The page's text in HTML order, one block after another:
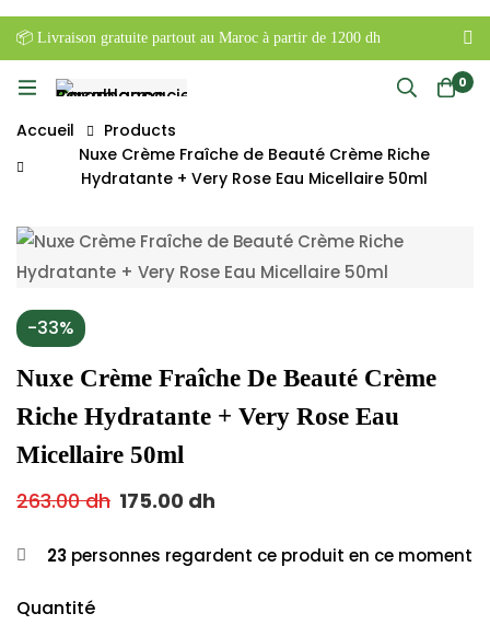
📦 Livraison gratuite partout au Maroc à partir de 1200 dh
0
Accueil
Products
Nuxe Crème Fraîche de Beauté Crème Riche
Hydratante + Very Rose Eau Micellaire 50ml
-33%
Nuxe Crème Fraîche De Beauté Crème
Riche Hydratante + Very Rose Eau
Micellaire 50ml
263.00dh 175.00 dh
23 personnes regardent ce produit en ce moment
Quantité